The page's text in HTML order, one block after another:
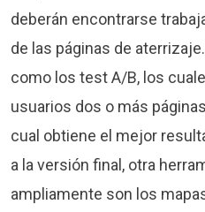
deberán encontrarse
de las páginas de
como los test A/B, los
usuarios dos o más
cual obtiene el mejor
a la versión final, otra
ampliamente son los